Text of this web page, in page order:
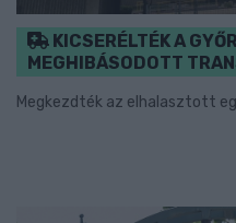
KICSERÉLTÉK A
MEGHIBÁSODOTT
Megkezdték az elhalasztott